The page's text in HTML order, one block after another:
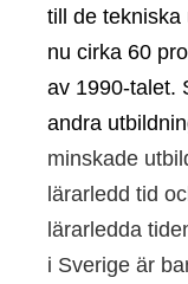
till de tekniska
nu cirka 60
av 1990-talet.
andra
minskade
lärarledd tid
lärarledda
i Sverige är